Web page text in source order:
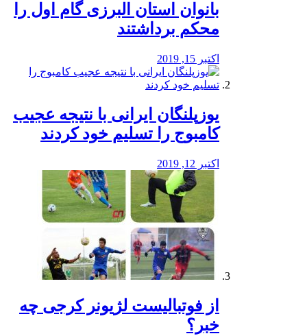
بانوان استان البرزی گام اول را
محكم برداشتند
اکتبر 15, 2019
یوزپلنگان ایرانی با نتیجه عجیب
کامبوج را تسلیم خود کردند
اکتبر 12, 2019
از فوتبالیست لژیونر کرجی چه
خبر؟